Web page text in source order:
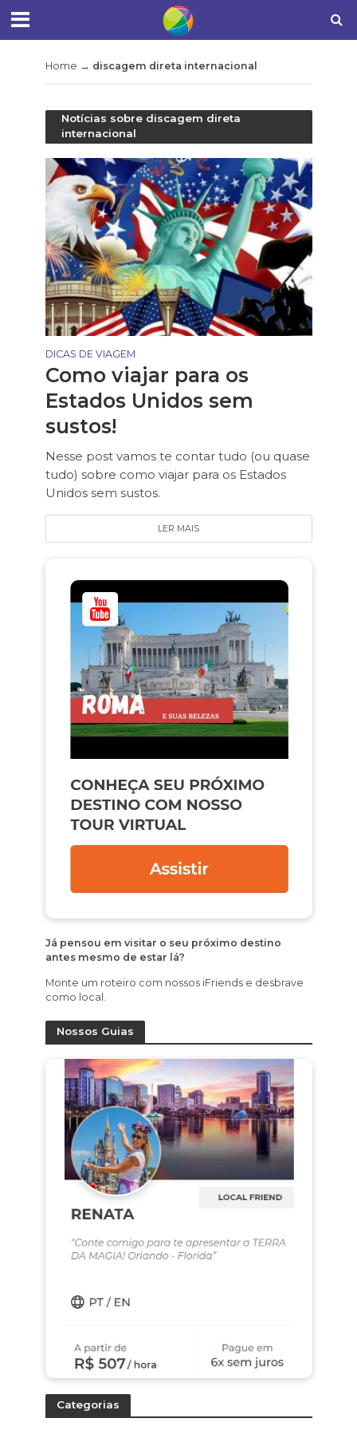
Home → discagem direta internacional
Notícias sobre discagem direta
internacional
DICAS DE VIAGEM
Como viajar para os
Estados Unidos sem
sustos!
Nesse post vamos te contar tudo (ou quase
tudo) sobre como viajar para os Estados
Unidos sem sustos.
LER MAIS
Já pensou em visitar o seu próximo destino
antes mesmo de estar lá?
Monte um roteiro com nossos iFriends e desbrave
como local.
Nossos Guias
Categorias